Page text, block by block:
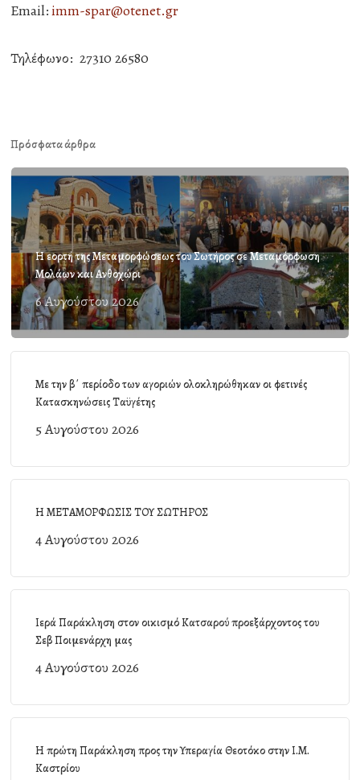
Email:imm-spar@otenet.gr
Τηλέφωνο: 27310 26580
Πρόσφατα άρθρα
Η εορτή της Μεταμορφώσεως του Σωτήρος σε Μεταμόρφωση
Μολάων και Ανθοχώρι
6 Αυγούστου 2026
Με την β΄ περίοδο των αγοριών ολοκληρώθηκαν οι φετινές
Κατασκηνώσεις Ταϋγέτης
5 Αυγούστου 2026
Η ΜΕΤΑΜΟΡΦΩΣΙΣ ΤΟΥ ΣΩΤΗΡΟΣ
4 Αυγούστου 2026
Ιερά Παράκληση στον οικισμό Κατσαρού προεξάρχοντος του
Σεβ Ποιμενάρχη μας
4 Αυγούστου 2026
Η πρώτη Παράκληση προς την Υπεραγία Θεοτόκο στην Ι.Μ.
Καστρίου